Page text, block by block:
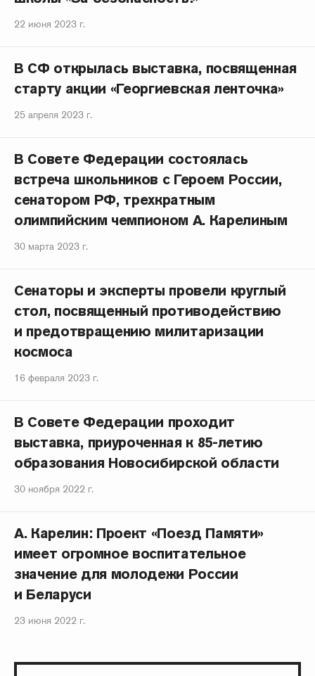
22 июня 2023 г.
В СФ открылась выставка, посвященная
старту акции «Георгиевская ленточка»
25 апреля 2023 г.
В Совете Федерации состоялась
встреча школьников с Героем России,
сенатором РФ, трехкратным
олимпийским чемпионом А. Карелиным
30 марта 2023 г.
Сенаторы и эксперты провели круглый
стол, посвященный противодействию
и предотвращению милитаризации
космоса
16 февраля 2023 г.
В Совете Федерации проходит
выставка, приуроченная к 85-летию
образования Новосибирской области
30 ноября 2022 г.
А. Карелин: Проект «Поезд Памяти»
имеет огромное воспитательное
значение для молодежи России
и Беларуси
23 июня 2022 г.